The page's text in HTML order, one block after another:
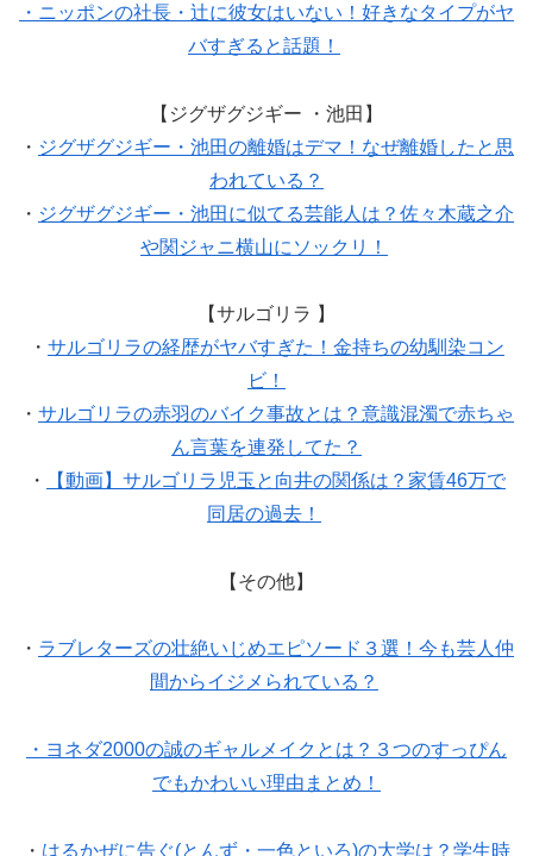
・ニッポンの社長・辻に彼女はいない！好きなタイプがヤ
バすぎると話題！
【ジグザグジギー
・池田】
・ ジグザグジギー・池田の離婚はデマ！なぜ離婚したと思
われている？
・ ジグザグジギー・池田に似てる芸能人は？佐々木蔵之介
や関ジャニ横山にソックリ！
【サルゴリラ 】
・ サルゴリラの経歴がヤバすぎた！金持ちの幼馴染コン
ビ！
・ サルゴリラの赤羽のバイク事故とは？意識混濁で赤ちゃ
ん言葉を連発してた？
・
【動画】サルゴリラ児玉と向井の関係は？家賃46万で
同居の過去！
【その他】
・ ラブレターズの壮絶いじめエピソード３選！今も芸人仲
間からイジメられている？
・ヨネダ2000の誠のギャルメイクとは？３つのすっぴん
でもかわいい理由まとめ！
・ はるかぜに告ぐ(とんず・一色といろ)の大学は？学生時